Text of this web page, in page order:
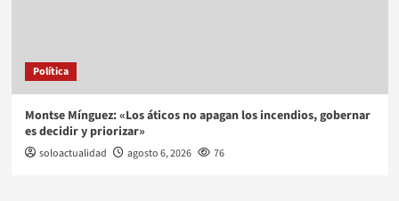
Política
Montse Mínguez: «Los áticos no apagan los incendios, gobernar
es decidir y priorizar»
soloactualidad agosto 6, 2026 76